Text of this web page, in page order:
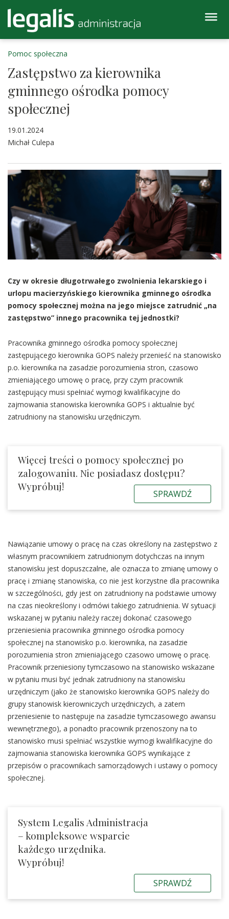
Pomoc społeczna
Zastępstwo za kierownika
gminnego ośrodka pomocy
społecznej
19.01.2024
Michał Culepa
Czy w okresie długotrwałego zwolnienia lekarskiego i
urlopu macierzyńskiego kierownika gminnego ośrodka
pomocy społecznej można na jego miejsce zatrudnić „na
zastępstwo” innego pracownika tej jednostki?
Pracownika gminnego ośrodka pomocy społecznej
zastępującego kierownika GOPS należy przenieść na stanowisko
p.o. kierownika na zasadzie porozumienia stron, czasowo
zmieniającego umowę o pracę, przy czym pracownik
zastępujący musi spełniać wymogi kwalifikacyjne do
zajmowania stanowiska kierownika GOPS i aktualnie być
zatrudniony na stanowisku urzędniczym.
Więcej treści o pomocy społecznej po
zalogowaniu. Nie posiadasz dostępu?
Wypróbuj!
SPRAWDŹ
Nawiązanie umowy o pracę na czas określony na zastępstwo z
własnym pracownikiem zatrudnionym dotychczas na innym
stanowisku jest dopuszczalne, ale oznacza to zmianę umowy o
pracę i zmianę stanowiska, co nie jest korzystne dla pracownika
w szczególności, gdy jest on zatrudniony na podstawie umowy
na czas nieokreślony i odmówi takiego zatrudnienia. W sytuacji
wskazanej w pytaniu należy raczej dokonać czasowego
przeniesienia pracownika gminnego ośrodka pomocy
społecznej na stanowisko p.o. kierownika, na zasadzie
porozumienia stron zmieniającego czasowo umowę o pracę.
Pracownik przeniesiony tymczasowo na stanowisko wskazane
w pytaniu musi być jednak zatrudniony na stanowisku
urzędniczym (jako że stanowisko kierownika GOPS należy do
grupy stanowisk kierowniczych urzędniczych, a zatem
przeniesienie to następuje na zasadzie tymczasowego awansu
wewnętrznego), a ponadto pracownik przenoszony na to
stanowisko musi spełniać wszystkie wymogi kwalifikacyjne do
zajmowania stanowiska kierownika GOPS wynikające z
przepisów o pracownikach samorządowych i ustawy o pomocy
społecznej.
System Legalis Administracja
– kompleksowe wsparcie
każdego urzędnika.
Wypróbuj!
SPRAWDŹ